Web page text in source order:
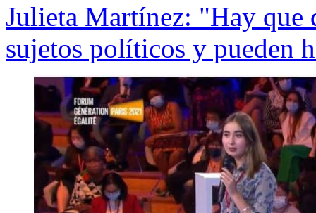
Julieta Martínez: "Hay que
sujetos políticos y pueden